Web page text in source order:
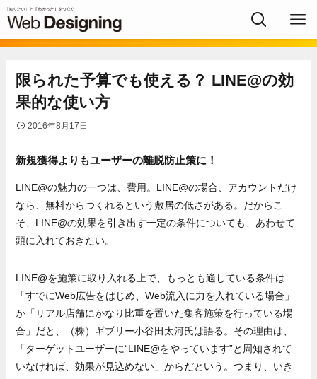
限られた予算でも使える？ LINE@の効
果的な使い方
2016年8月17日
新規獲得よりもユーザーの離脱防止策に！
LINE@の魅力の一つは、費用。LINE@の場合、アカウントだけ
なら、無料からつくれるという敷居の低さがある。だからこ
そ、LINE@の効果を引き出す一定の条件についても、あわせて
頭に入れておきたい。
LINE@を施策に取り入れる上で、もっとも適している条件は
「すでにWeb広告をはじめ、Web流入に力を入れている場合」
か「リアル店舗にかなり比重を置いた集客施策を行っている場
合」だと、（株）ギブリー小谷田太河氏は語る。その理由は、
「ターゲットユーザーに“LINE@をやっています”と周知されて
いなければ、効果が見込めない」からだという。つまり、いき